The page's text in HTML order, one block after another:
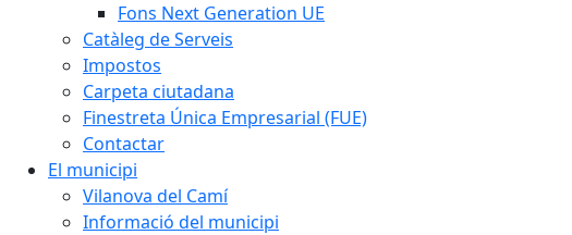
Fons Next Generation UE
Catàleg de Serveis
Impostos
Carpeta ciutadana
Finestreta Única Empresarial (FUE)
Contactar
El municipi
Vilanova del Camí
Informació del municipi